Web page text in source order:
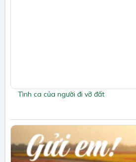
Tình ca của người đi vỡ đất